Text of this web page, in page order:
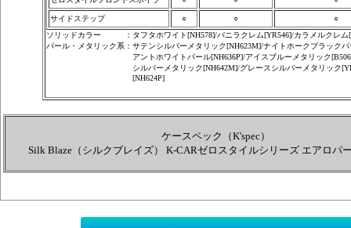
サイドステップ ○ ○
○
ソリッドカラー
： タフタホワイト[NH578]/バニラクレム[YR546]/カラメルクレ
パール・メタリック系 ： サテンシルバーメタリック[NH623M]/ナイトホークブラック
アントホワイトパール[NH636P]/アイスブルーメタリック
シルバーメタリック[NH642M]/グレースシルバーメタリック
[NH624P]
ケースペック（K'spec）
Silk Blaze（シルクブレイズ） K-CARゼロスタイルシリーズ エアロパ